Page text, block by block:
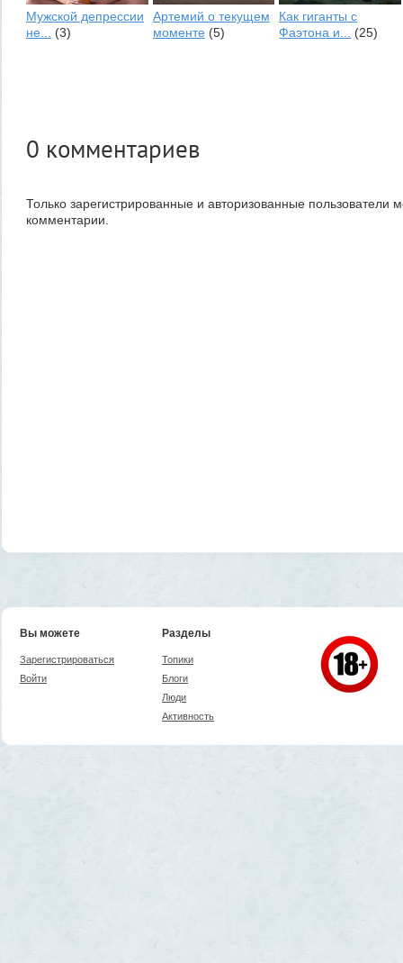
Мужской депрессии
не... (3)
Артемий о текущем
моменте (5)
Как гиганты с
Фаэтона и... (25)
0 комментариев
Только зарегистрированные и авторизованные пользователи
комментарии.
Вы можете
Зарегистрироваться
Войти
Разделы
Топики
Блоги
Люди
Активность